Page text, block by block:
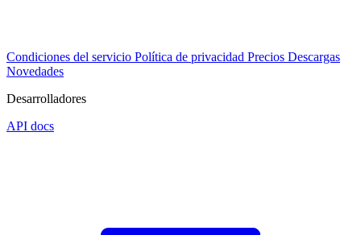
Condiciones del servicio Política de privacidad Precios Descargas
Novedades
Desarrolladores
API docs